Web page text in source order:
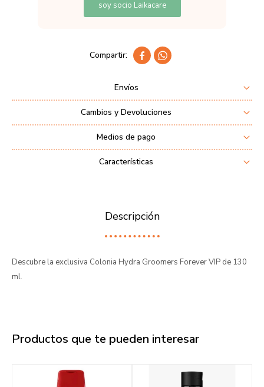
soy socio Laikacare
 
Envíos
Cambios y Devoluciones
Medios de pago
Características
Descripción
Descubre la exclusiva Colonia Hydra Groomers Forever VIP de 130
ml.
Productos que te pueden interesar